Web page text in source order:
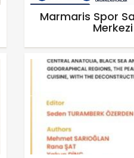
Marmaris Spor